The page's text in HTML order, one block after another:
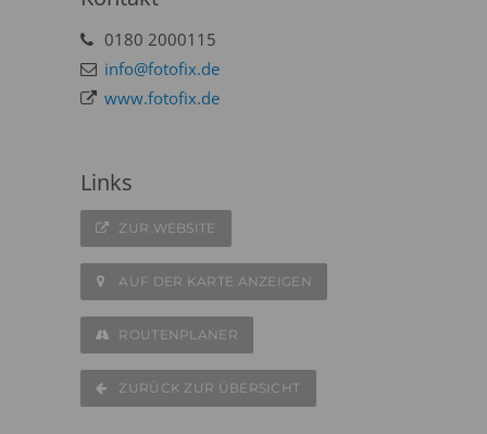
0180 2000115
info@fotofix.de
www.fotofix.de
Links
ZUR WEBSITE
AUF DER KARTE ANZEIGEN
ROUTENPLANER
ZURÜCK ZUR ÜBERSICHT